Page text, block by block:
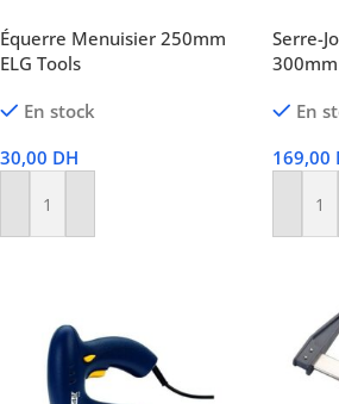
Équerre Menuisier 250mm
ELG Tools
En stock
30,00 DH
Ajouter Au Panier
Serre-
300mm
En
169,00